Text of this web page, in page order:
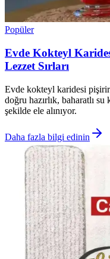
Popüler
Evde Kokteyl
Lezzet Sırları
Evde kokteyl karidesi
doğru hazırlık, baharatlı
şekilde ele alınıyor.
Daha fazla bilgi edinin